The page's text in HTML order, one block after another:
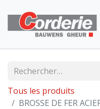
Tous les produits
BROSSE DE FER